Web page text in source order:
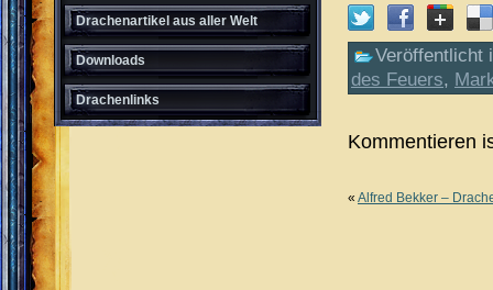
Drachenartikel aus aller Welt
Downloads
Drachenlinks
Veröffentlicht
des Feuers,
Kommentieren
« Alfred Bekker –